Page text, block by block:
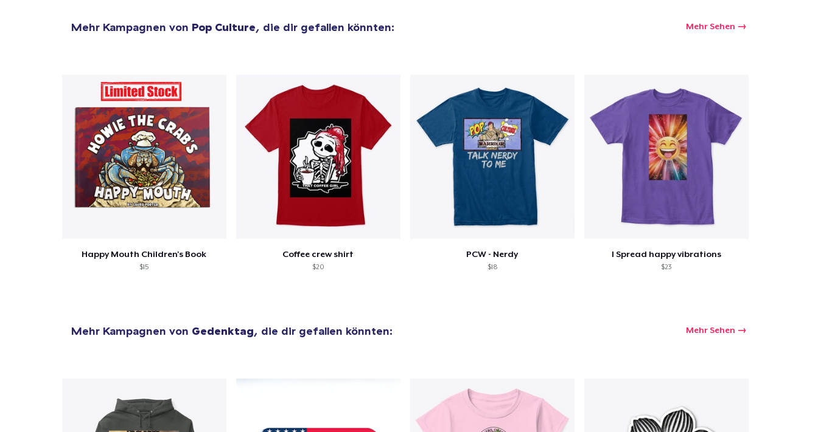
Mehr Kampagnen von Pop Culture, die dir gefallen könnten: Mehr Sehen
Happy Mouth Children's Book
$15
Coffee crew shirt
$20
PCW - Nerdy
$18
I Spread happy vibrations
$23
Mehr Kampagnen von Gedenktag, die dir gefallen könnten: Mehr Sehen